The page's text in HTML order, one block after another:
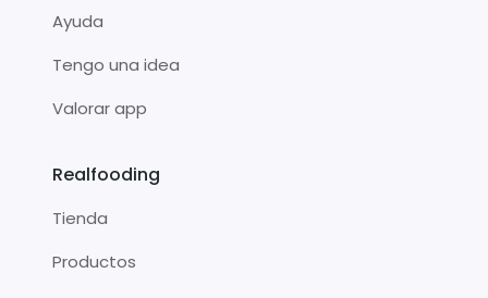
Ayuda
Tengo una idea
Valorar app
Realfooding
Tienda
Productos